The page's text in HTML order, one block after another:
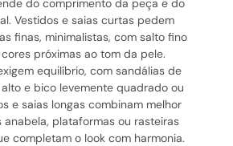
do comprimento da peça e do
Vestidos e saias curtas pedem
finas, minimalistas, com salto fino
próximas ao tom da pele.
equilíbrio, com sandálias de
e bico levemente quadrado ou
e saias longas combinam melhor
anabela, plataformas ou rasteiras
completam o look com harmonia.